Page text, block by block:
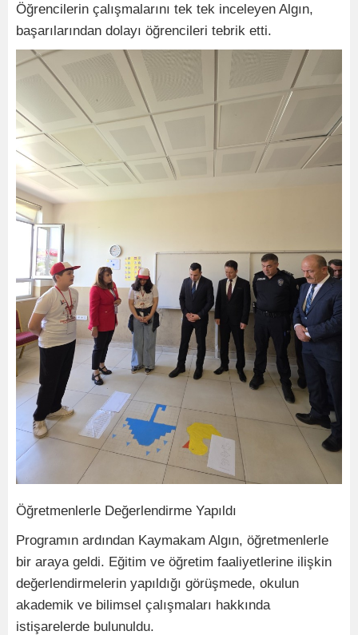
Öğrencilerin çalışmalarını tek tek inceleyen Algın,
başarılarından dolayı öğrencileri tebrik etti.
Öğretmenlerle Değerlendirme Yapıldı
Programın ardından Kaymakam Algın, öğretmenlerle
bir araya geldi. Eğitim ve öğretim faaliyetlerine ilişkin
değerlendirmelerin yapıldığı görüşmede, okulun
akademik ve bilimsel çalışmaları hakkında
istişarelerde bulunuldu.